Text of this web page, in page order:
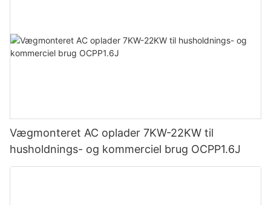
Vægmonteret AC oplader 7KW-22KW til
husholdnings- og kommerciel brug OCPP1.6J